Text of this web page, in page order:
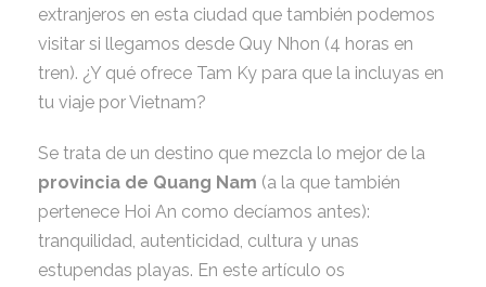
extranjeros en esta ciudad que también podemos
visitar si llegamos desde Quy Nhon (4 horas en
tren). ¿Y qué ofrece Tam Ky para que la incluyas en
tu viaje por Vietnam?
Se trata de un destino que mezcla lo mejor de la
provincia de Quang Nam (a la que también
pertenece Hoi An como decíamos antes):
tranquilidad, autenticidad, cultura y unas
estupendas playas. En este artículo os